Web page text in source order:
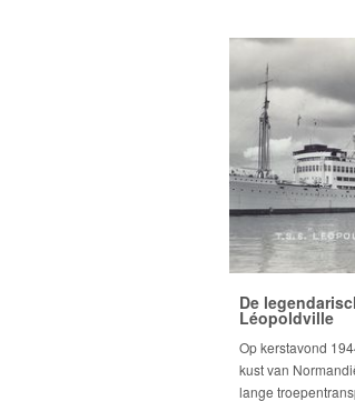
De
Léopoldville
Op kerstavond
kust van
lange